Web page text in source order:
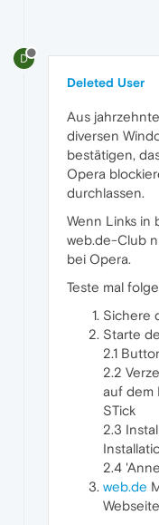
D
Deleted User
Aus
diversen
bestätigen,
Opera
durchlassen.
Wenn Links in
web.de-Club
bei Opera.
Teste mal
Sichere
Starte
2.1
2.2
auf dem
STick
2.3
2.4
web.de